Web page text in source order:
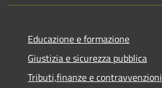
Educazione e formazione
Giustizia e sicurezza pubblica
Tributi,finanze e contravvenzioni